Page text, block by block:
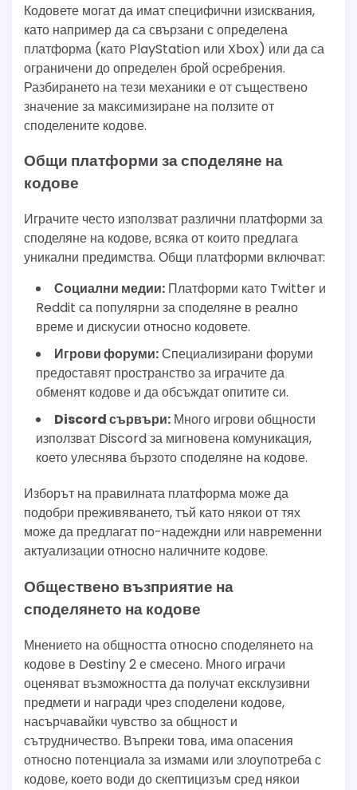
Кодовете могат да имат специфични изисквания,
като например да са свързани с определена
платформа (като PlayStation или Xbox) или да са
ограничени до определен брой осребрения.
Разбирането на тези механики е от съществено
значение за максимизиране на ползите от
споделените кодове.
Общи платформи за споделяне на
кодове
Играчите често използват различни платформи за
споделяне на кодове, всяка от които предлага
уникални предимства. Общи платформи включват:
Социални медии: Платформи като Twitter и
Reddit са популярни за споделяне в реално
време и дискусии относно кодовете.
Игрови форуми:Специализирани форуми
предоставят пространство за играчите да
обменят кодове и да обсъждат опитите си.
Discord сървъри: Много игрови общности
използват Discord за мигновена комуникация,
което улеснява бързото споделяне на кодове.
Изборът на правилната платформа може да
подобри преживяването, тъй като някои от тях
може да предлагат по-надеждни или навременни
актуализации относно наличните кодове.
Обществено възприятие на
споделянето на кодове
Мнението на общността относно споделянето на
кодове в Destiny 2 е смесено. Много играчи
оценяват възможността да получат ексклузивни
предмети и награди чрез споделени кодове,
насърчавайки чувство за общност и
сътрудничество. Въпреки това, има опасения
относно потенциала за измами или злоупотреба с
кодове, което води до скептицизъм сред някои